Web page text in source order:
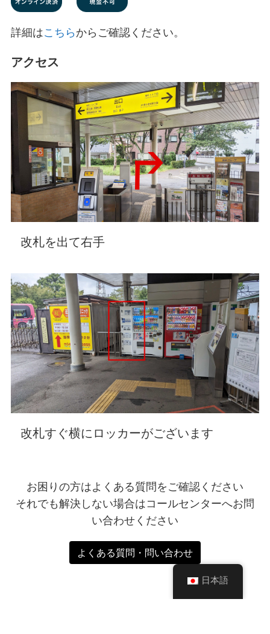
詳細はこちら からご確認ください。
アクセス
改札を出て右手
改札すぐ横にロッカーがございます
お困りの方はよくある質問をご確認ください
それでも解決しない場合はコールセンターへお問
い合わせください
よくある質問・問い合わせ
日本語